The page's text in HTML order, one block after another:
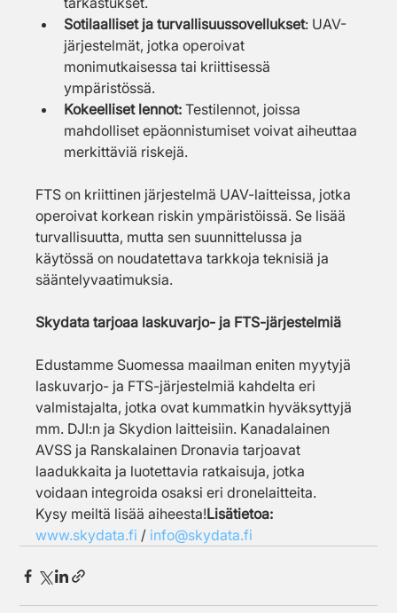
Sotilaalliset ja turvallisuussovellukset: UAV-
järjestelmät, jotka operoivat
monimutkaisessa tai kriittisessä
ympäristössä.
Kokeelliset lennot: Testilennot, joissa
mahdolliset epäonnistumiset voivat aiheuttaa
merkittäviä riskejä.
FTS on kriittinen järjestelmä UAV-laitteissa, jotka
operoivat korkean riskin ympäristöissä. Se lisää
turvallisuutta, mutta sen suunnittelussa ja
käytössä on noudatettava tarkkoja teknisiä ja
sääntelyvaatimuksia.
Skydata tarjoaa laskuvarjo- ja FTS-järjestelmiä
Edustamme Suomessa maailman eniten myytyjä
laskuvarjo- ja FTS-järjestelmiä kahdelta eri
valmistajalta, jotka ovat kummatkin hyväksyttyjä
mm. DJI:n ja Skydion laitteisiin. Kanadalainen
AVSS ja Ranskalainen Dronavia tarjoavat
laadukkaita ja luotettavia ratkaisuja, jotka
voidaan integroida osaksi eri dronelaitteita.
Kysy meiltä lisää aiheesta!Lisätietoa:
www.skydata.fi / info@skydata.fi